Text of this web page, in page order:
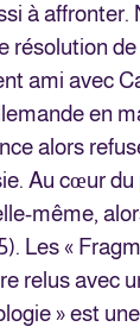
à affronter.
résolution
ami avec
en
alors
Au cœur
même,
Les «
relus avec
» est